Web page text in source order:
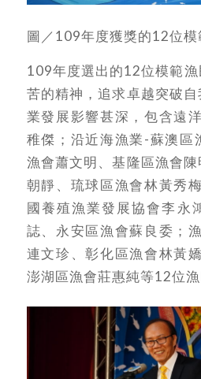
圖／109年度獲獎的12位模
109年度選出的12位模範
苦的精神，追求卓越突破
業發展影響甚深，包含遠
稚傑；沿近海漁業-蘇澳區
漁會蕭文明、基隆區漁會
朝靜、琉球區漁會林黃秀
國養殖漁業發展協會李永
誌、永安區漁會蘇良委；
連文珍、彰化區漁會林黃
澎湖區漁會莊惠純等12位漁